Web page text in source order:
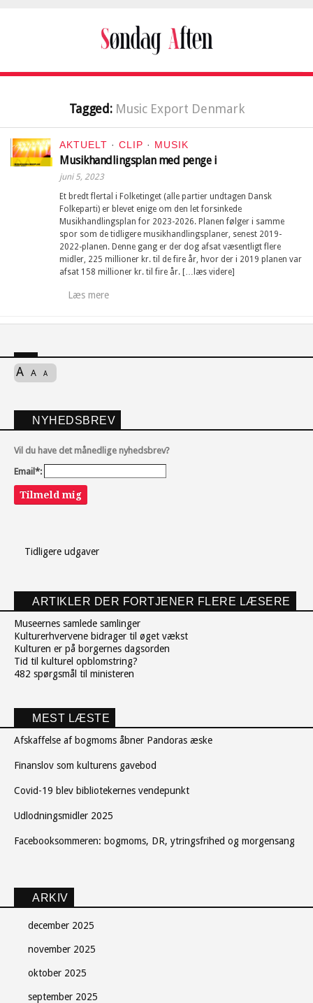
Tagged: Music Export Denmark
AKTUELT · CLIP · MUSIK
Musikhandlingsplan med penge i
juni 5, 2023
Et bredt flertal i Folketinget (alle partier undtagen Dansk
Folkeparti) er blevet enige om den let forsinkede
Musikhandlingsplan for 2023-2026. Planen følger i samme
spor som de tidligere musikhandlingsplaner, senest 2019-
2022-planen. Denne gang er der dog afsat væsentligt flere
midler, 225 millioner kr. til de fire år, hvor der i 2019 planen var
afsat 158 millioner kr. til fire år. […læs videre]
Læs mere
A A A
NYHEDSBREV
Vil du have det månedlige nyhedsbrev?
Email*:
Tilmeld mig
Tidligere udgaver
ARTIKLER DER FORTJENER FLERE LÆSERE
Museernes samlede samlinger
Kulturerhvervene bidrager til øget vækst
Kulturen er på borgernes dagsorden
Tid til kulturel opblomstring?
482 spørgsmål til ministeren
MEST LÆSTE
Afskaffelse af bogmoms åbner Pandoras æske
Finanslov som kulturens gavebod
Covid-19 blev bibliotekernes vendepunkt
Udlodningsmidler 2025
Facebooksommeren: bogmoms, DR, ytringsfrihed og morgensang
ARKIV
december 2025
november 2025
oktober 2025
september 2025